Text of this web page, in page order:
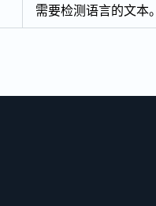
需要检测语言的文本。